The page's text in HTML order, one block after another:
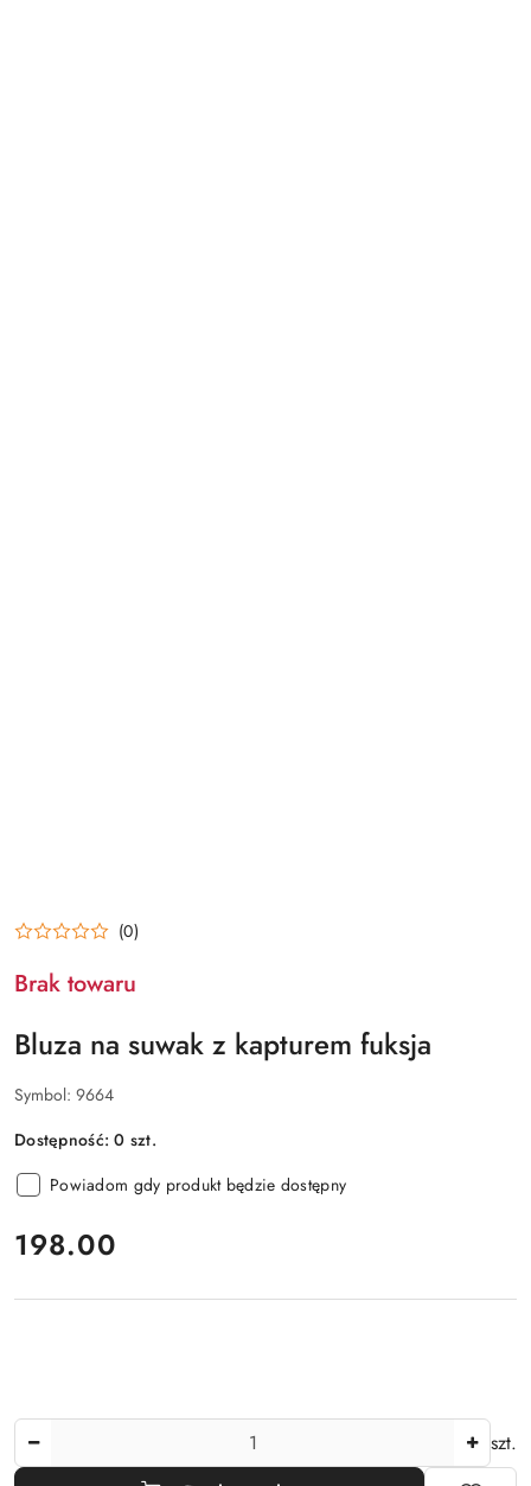
(0)
Brak towaru
Bluza na suwak z kapturem fuksja
Symbol: 9664
Dostępność:0 szt.
Powiadom gdy produkt będzie dostępny
cena:
198.00
szt.